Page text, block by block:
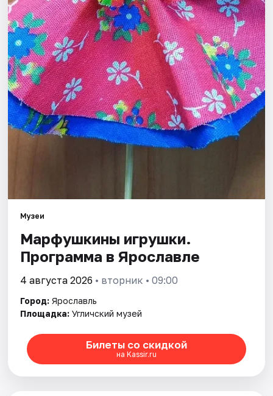
Площадки
Артисты
Рейтинги
Музеи
Марфушкины игрушки.
Программа в Ярославле
4 августа 2026 • вторник • 09:00
Город: Ярославль
Площадка: Угличский музей
Билеты со скидкой
на Kassir.ru